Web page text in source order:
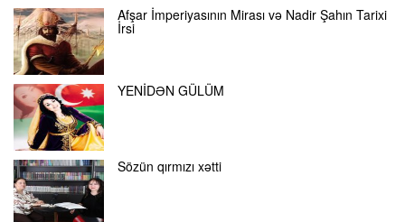
Afşar İmperiyasının Mirası və Nadir Şahın Tarixi
İrsi
YENİDƏN GÜLÜM
Sözün qırmızı xətti